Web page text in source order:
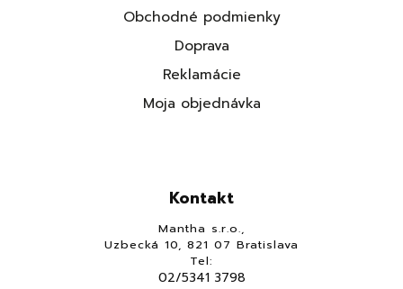
Obchodné podmienky
Doprava
Reklamácie
Moja objednávka
Kontakt
Mantha s.r.o.,
Uzbecká 10, 821 07 Bratislava
Tel:
02/5341 3798